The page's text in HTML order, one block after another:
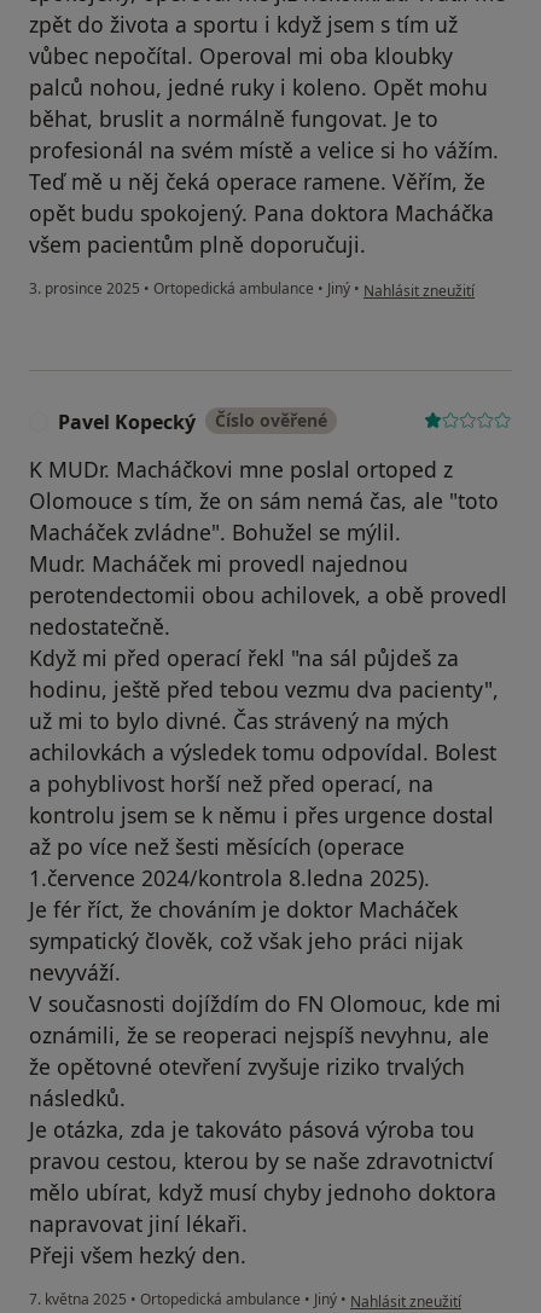
zpět do života a sportu i když jsem s tím už
vůbec nepočítal. Operoval mi oba kloubky
palců nohou, jedné ruky i koleno. Opět mohu
běhat, bruslit a normálně fungovat. Je to
profesionál na svém místě a velice si ho vážím.
Teď mě u něj čeká operace ramene. Věřím, že
opět budu spokojený. Pana doktora Macháčka
všem pacientům plně doporučuji.
3. prosince 2025 • Ortopedická ambulance • Jiný • podle názoru uživatele
Nahlásit zneužití
Pavel Kopecký Číslo ověřené
K MUDr. Macháčkovi mne poslal ortoped z
Olomouce s tím, že on sám nemá čas, ale "toto
Macháček zvládne". Bohužel se mýlil.
Mudr. Macháček mi provedl najednou
perotendectomii obou achilovek, a obě provedl
nedostatečně.
Když mi před operací řekl "na sál půjdeš za
hodinu, ještě před tebou vezmu dva pacienty",
už mi to bylo divné. Čas strávený na mých
achilovkách a výsledek tomu odpovídal. Bolest
a pohyblivost horší než před operací, na
kontrolu jsem se k němu i přes urgence dostal
až po více než šesti měsících (operace
1.července 2024/kontrola 8.ledna 2025).
Je fér říct, že chováním je doktor Macháček
sympatický člověk, což však jeho práci nijak
nevyváží.
V současnosti dojíždím do FN Olomouc, kde mi
oznámili, že se reoperaci nejspíš nevyhnu, ale
že opětovné otevření zvyšuje riziko trvalých
následků.
Je otázka, zda je takováto pásová výroba tou
pravou cestou, kterou by se naše zdravotnictví
mělo ubírat, když musí chyby jednoho doktora
napravovat jiní lékaři.
Přeji všem hezký den.
7. května 2025 • Ortopedická ambulance • Jiný • podle názoru uživatele
Nahlásit zneužití